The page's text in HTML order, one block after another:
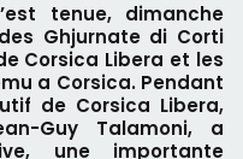
tenue, dimanche
Ghjurnate di Corti
Corsica Libera et les
a Corsica. Pendant
de Corsica Libera,
Guy Talamoni, a
une importante